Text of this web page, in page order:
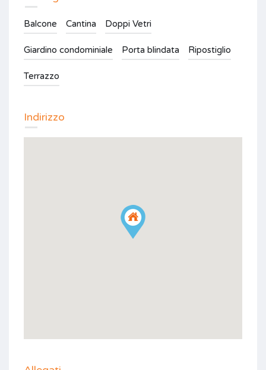
Balcone Cantina Doppi Vetri
Giardino condominiale Porta blindata Ripostiglio
Terrazzo
Indirizzo